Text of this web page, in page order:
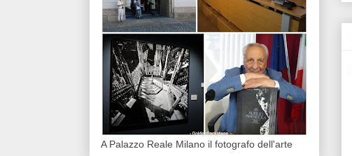
A Palazzo Reale Milano il fotografo dell'arte